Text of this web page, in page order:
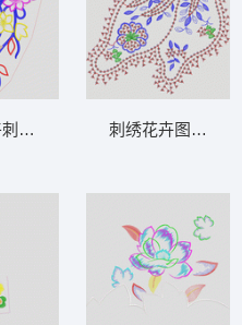
绣领口设计 衣领刺绣花卉图案设